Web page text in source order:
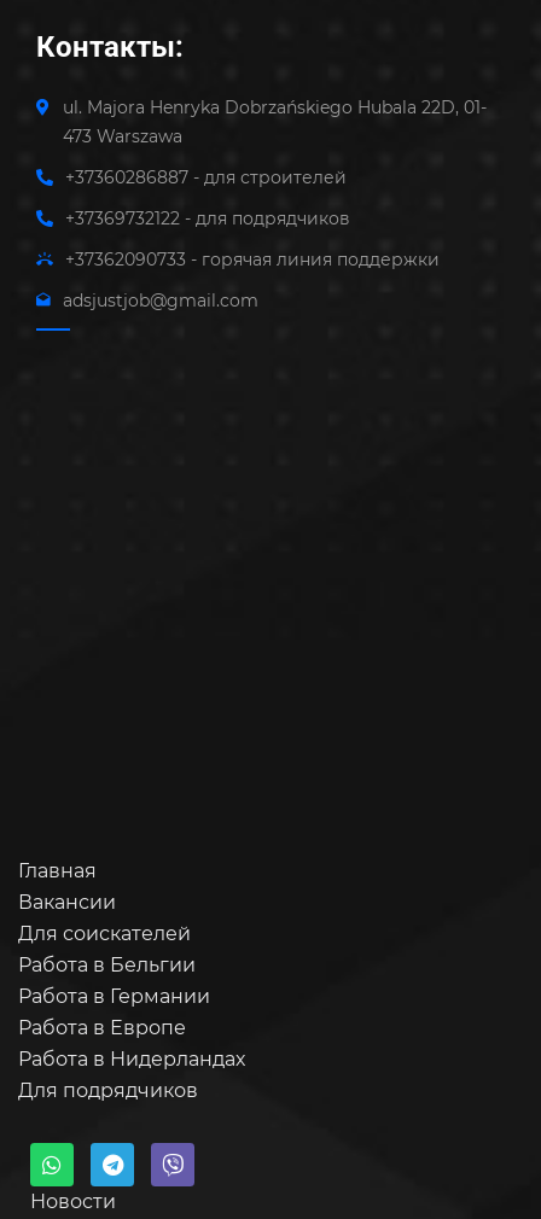
Контакты:
ul. Majora Henryka Dobrzańskiego Hubala 22D, 01-
473 Warszawa
+37360286887 - для строителей
+37369732122 - для подрядчиков
+37362090733 - горячая линия поддержки
adsjustjob@gmail.com
Главная
Вакансии
Для соискателей
Работа в Бельгии
Работа в Германии
Работа в Европе
Работа в Нидерландах
Для подрядчиков
Новости